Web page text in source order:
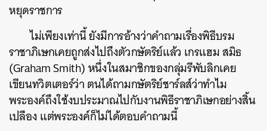
หยุดราชการ
ไม่เพียงเท่านี้ ยังมีการอ้างว่าคำถามเรื่องพิธีบรม
ราชาภิเษกเคยถูกส่งไปถึงตัวกษัตริย์แล้ว เกรแฮม สมิธ
(Graham Smith) หนึ่งในสมาชิกของกลุ่มรีพับลิกเคย
เขียนทวิตเตอร์ว่า ตนได้ถามกษัตริย์ชาร์ลส์ว่าทำไม
พระองค์ถึงใช้งบประมาณไปกับงานพิธีราชาภิเษกอย่างสิ้น
เปลือง แต่พระองค์ก็ไม่ได้ตอบคำถามนี้